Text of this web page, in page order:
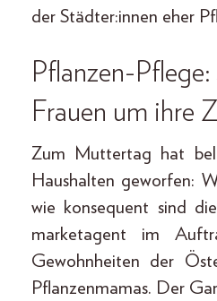
der Städter:innen eher
Pflanzen-
Frauen um ihre
Zum Muttertag hat
Haushalten geworfen:
wie konsequent sind
marketagent im
Gewohnheiten der
Pflanzenmamas. Der